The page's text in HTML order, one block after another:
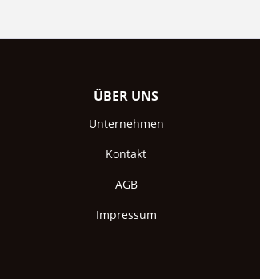
ÜBER UNS
Unternehmen
Kontakt
AGB
Impressum